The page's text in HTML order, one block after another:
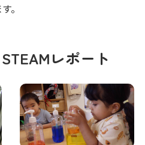
。
レポート